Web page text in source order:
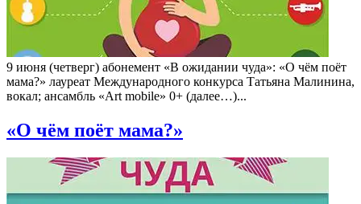
9 июня (четверг) абонемент «В ожидании чуда»: «О чём поёт
мама?» лауреат Международного конкурса Татьяна Малинина,
вокал; ансамбль «Art mobile» 0+ (далее…)...
«О чём поёт мама?»